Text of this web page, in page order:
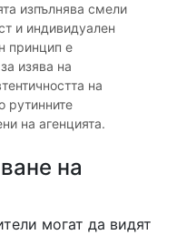
изпълнява смели
и индивидуален
принцип е
изява на
на
рутинните
на агенцията.
на
могат да видят